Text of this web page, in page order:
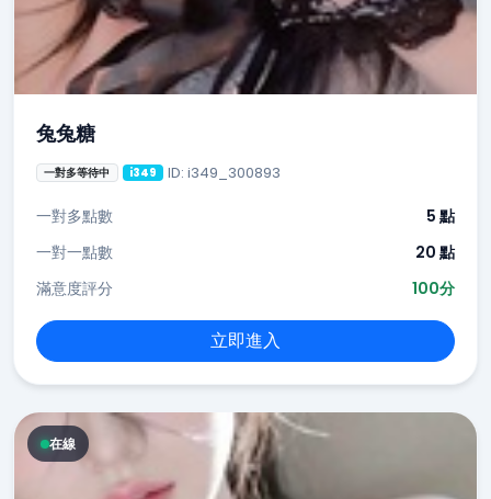
兔兔糖
一對多等待中 i349 ID: i349_300893
一對多點數
5 點
一對一點數
20 點
滿意度評分
100分
立即進入
在線